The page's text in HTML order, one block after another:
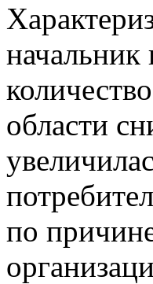
начальник
области
по